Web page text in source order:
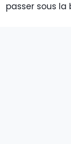
passer sous la